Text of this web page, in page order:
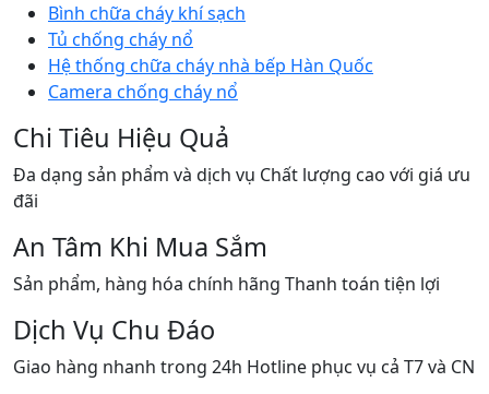
Bình chữa cháy khí sạch
Tủ chống cháy nổ
Hệ thống chữa cháy nhà bếp Hàn Quốc
Camera chống cháy nổ
Chi Tiêu Hiệu Quả
Đa dạng sản phẩm và dịch vụ Chất lượng cao với giá ưu
đãi
An Tâm Khi Mua Sắm
Sản phẩm, hàng hóa chính hãng Thanh toán tiện lợi
Dịch Vụ Chu Đáo
Giao hàng nhanh trong 24h Hotline phục vụ cả T7 và CN